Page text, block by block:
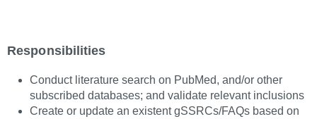
Responsibilities
Conduct literature search on PubMed, and/or other
subscribed databases; and validate relevant inclusions
Create or update an existent gSSRCs/FAQs based on